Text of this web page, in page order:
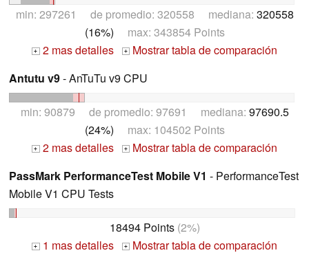
min: 297261 de promedio: 320558 mediana: 320558
(16%) max: 343854 Points
+ 2 mas detalles +
Mostrar tabla de comparación
Antutu v9- AnTuTu v9 CPU
min: 90879 de promedio: 97691 mediana: 97690.5
(24%) max: 104502 Points
+ 2 mas detalles +
Mostrar tabla de comparación
PassMark PerformanceTest Mobile V1 - PerformanceTest
Mobile V1 CPU Tests
18494 Points(2%)
+ 1 mas detalles +
Mostrar tabla de comparación